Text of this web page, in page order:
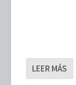
LEER MÁS